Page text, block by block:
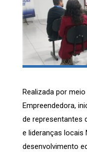
Realizada por
Empreendedora,
de representantes
e lideranças locais
desenvolvimento